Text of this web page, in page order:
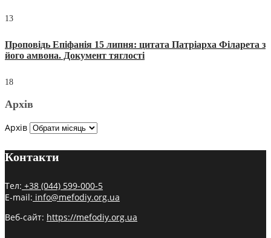
13
Проповідь Епіфанія 15 липня: цитата Патріарха Філарета з
його амвона. Документ тяглості
18
Архів
Архів
Контакти
Тел: +38 (044) 599-000-5
E-mail: info@mefodiy.org.ua
Веб-сайт: https://mefodiy.org.ua